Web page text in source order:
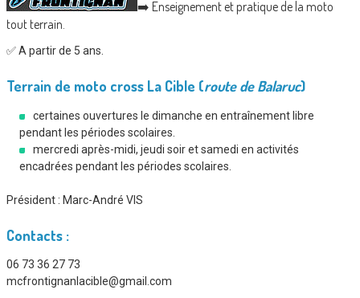
➡️ Enseignement et pratique de la moto
tout terrain.
✅ A partir de 5 ans.
Terrain de moto cross La Cible (route de Balaruc)
certaines ouvertures le dimanche en entraînement libre
pendant les périodes scolaires.
mercredi après-midi, jeudi soir et samedi en activités
encadrées pendant les périodes scolaires.
Président : Marc-André VIS
Contacts :
06 73 36 27 73
mcfrontignanlacible@gmail.com